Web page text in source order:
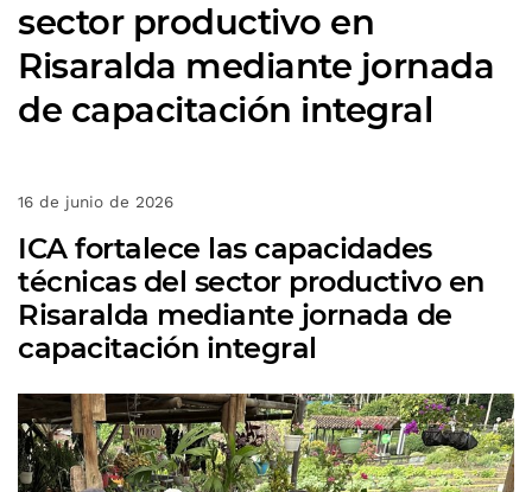
sector productivo en
Risaralda mediante jornada
de capacitación integral
16 de junio de 2026
ICA fortalece las capacidades
técnicas del sector productivo en
Risaralda mediante jornada de
capacitación integral